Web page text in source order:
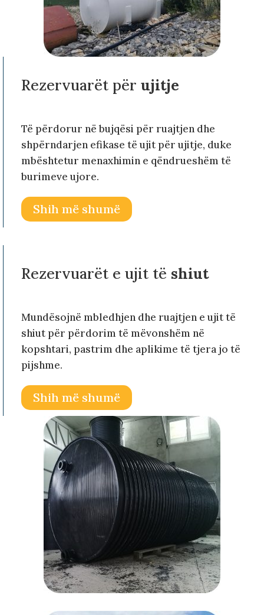
Rezervuarët për ujitje
Të përdorur në bujqësi për ruajtjen dhe
shpërndarjen efikase të ujit për ujitje, duke
mbështetur menaxhimin e qëndrueshëm të
burimeve ujore.
Shih më shumë
Rezervuarët e ujit të shiut
Mundësojnë mbledhjen dhe ruajtjen e ujit të
shiut për përdorim të mëvonshëm në
kopshtari, pastrim dhe aplikime të tjera jo të
pijshme.
Shih më shumë